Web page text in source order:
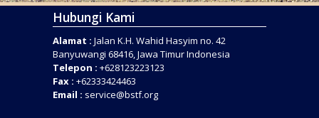
Hubungi Kami
Alamat : Jalan K.H. Wahid Hasyim no. 42
Banyuwangi 68416, Jawa Timur Indonesia
Telepon : +628123223123
Fax : +62333424463
Email : service@bstf.org